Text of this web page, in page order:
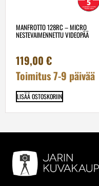
MANFROTTO 128RC – MICRO
NESTEVAIMENNETTU VIDEOPÄÄ
119,00 €
Toimitus 7-9 päivää
LISÄÄ OSTOSKORIIN